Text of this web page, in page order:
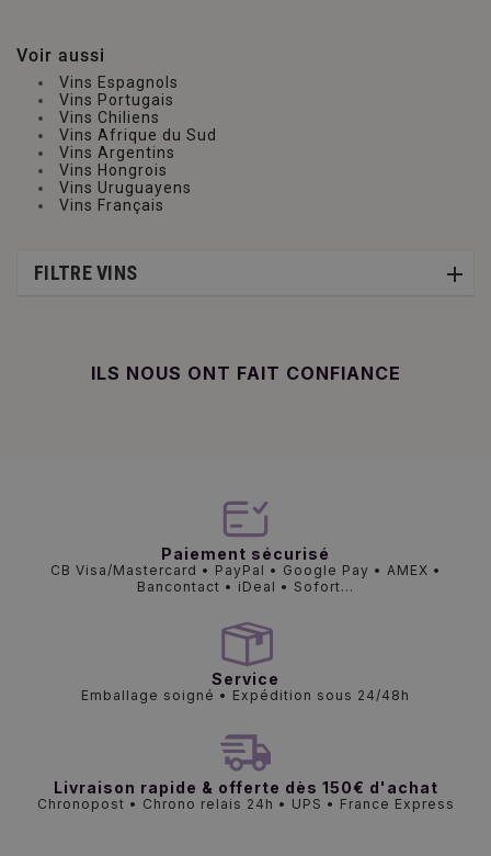
Voir aussi
Vins Espagnols
Vins Portugais
Vins Chiliens
Vins Afrique du Sud
Vins Argentins
Vins Hongrois
Vins Uruguayens
Vins Français
FILTRE VINS
ILS NOUS ONT FAIT CONFIANCE
Paiement sécurisé
CB Visa/Mastercard • PayPal • Google Pay • AMEX •
Bancontact • iDeal • Sofort...
Service
Emballage soigné • Expédition sous 24/48h
Livraison rapide & offerte dès 150€ d'achat
Chronopost • Chrono relais 24h • UPS • France Express